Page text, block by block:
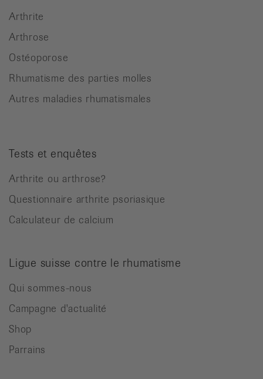
Arthrite
Arthrose
Ostéoporose
Rhumatisme des parties molles
Autres maladies rhumatismales
Tests et enquêtes
Arthrite ou arthrose?
Questionnaire arthrite psoriasique
Calculateur de calcium
Ligue suisse contre le rhumatisme
Qui sommes-nous
Campagne d'actualité
Shop
Parrains